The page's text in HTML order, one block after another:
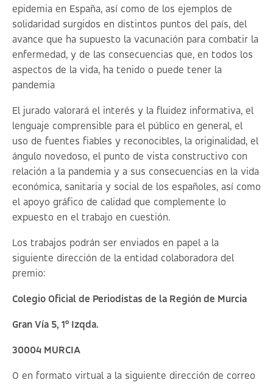
epidemia en España, así como de los ejemplos de
solidaridad surgidos en distintos puntos del país, del
avance que ha supuesto la vacunación para combatir la
enfermedad, y de las consecuencias que, en todos los
aspectos de la vida, ha tenido o puede tener la
pandemia
El jurado valorará el interés y la fluidez informativa, el
lenguaje comprensible para el público en general, el
uso de fuentes fiables y reconocibles, la originalidad, el
ángulo novedoso, el punto de vista constructivo con
relación a la pandemia y a sus consecuencias en la vida
económica, sanitaria y social de los españoles, así como
el apoyo gráfico de calidad que complemente lo
expuesto en el trabajo en cuestión.
Los trabajos podrán ser enviados en papel a la
siguiente dirección de la entidad colaboradora del
premio:
Colegio Oficial de Periodistas de la Región de Murcia
Gran Vía 5, 1º Izqda.
30004 MURCIA
O en formato virtual a la siguiente dirección de correo